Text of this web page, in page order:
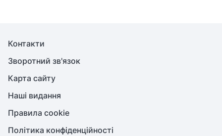
Контакти
Зворотний зв'язок
Карта сайту
Наші видання
Правила cookie
Політика конфіденційності